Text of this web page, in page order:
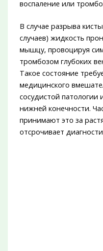
воспаление или
В случае разрыва
случаев) жидкость
мышцу, провоцируя
тромбозом глубоких
Такое состояние
медицинского
сосудистой
нижней конечности.
принимают это за
отсрочивает